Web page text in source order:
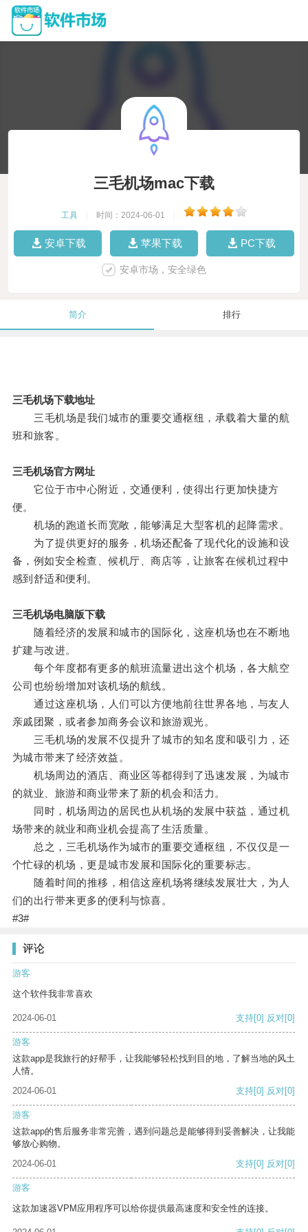
三毛机场mac下载
工具 时间：2024-06-01
安卓下载 苹果下载 PC下载
安卓市场，安全绿色
简介 排行
三毛机场下载地址
三毛机场是我们城市的重要交通枢纽，承载着大量的航
班和旅客。
三毛机场官方网址
它位于市中心附近，交通便利，使得出行更加快捷方
便。
机场的跑道长而宽敞，能够满足大型客机的起降需求。
为了提供更好的服务，机场还配备了现代化的设施和设
备，例如安全检查、候机厅、商店等，让旅客在候机过程中
感到舒适和便利。
三毛机场电脑版下载
随着经济的发展和城市的国际化，这座机场也在不断地
扩建与改进。
每个年度都有更多的航班流量进出这个机场，各大航空
公司也纷纷增加对该机场的航线。
通过这座机场，人们可以方便地前往世界各地，与友人
亲戚团聚，或者参加商务会议和旅游观光。
三毛机场的发展不仅提升了城市的知名度和吸引力，还
为城市带来了经济效益。
机场周边的酒店、商业区等都得到了迅速发展，为城市
的就业、旅游和商业带来了新的机会和活力。
同时，机场周边的居民也从机场的发展中获益，通过机
场带来的就业和商业机会提高了生活质量。
总之，三毛机场作为城市的重要交通枢纽，不仅仅是一
个忙碌的机场，更是城市发展和国际化的重要标志。
随着时间的推移，相信这座机场将继续发展壮大，为人
们的出行带来更多的便利与惊喜。
#3#
评论
游客
这个软件我非常喜欢
2024-06-01 支持[0] 反对[0]
游客
这款app是我旅行的好帮手，让我能够轻松找到目的地，了解当地的风土
人情。
2024-06-01
支持[0] 反对[0]
游客
这款app的售后服务非常完善，遇到问题总是能够得到妥善解决，让我能
够放心购物。
2024-06-01
支持[0] 反对[0]
游客
这款加速器VPM应用程序可以给你提供最高速度和安全性的连接。